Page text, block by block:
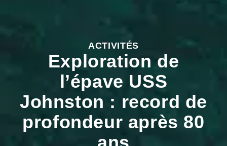
ACTIVITÉS
Exploration de
l’épave USS
Johnston : record de
profondeur après 80